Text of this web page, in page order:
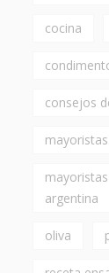
cocina
consejos
argentina
oliva